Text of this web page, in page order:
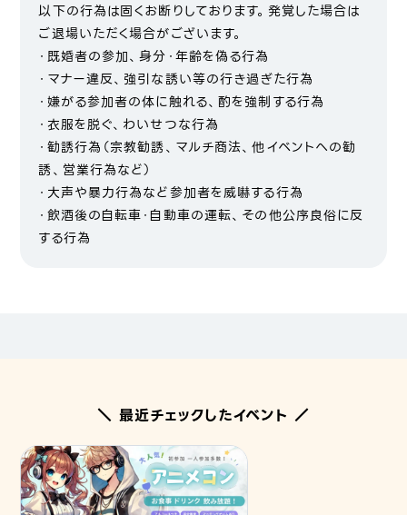
以下の行為は固くお断りしております。発覚した場合は
ご退場いただく場合がございます。
・既婚者の参加、身分・年齢を偽る行為
・マナー違反、強引な誘い等の行き過ぎた行為
・嫌がる参加者の体に触れる、酌を強制する行為
・衣服を脱ぐ、わいせつな行為
・勧誘行為（宗教勧誘、マルチ商法、他イベントへの勧
誘、営業行為など）
・大声や暴力行為など参加者を威嚇する行為
・飲酒後の自転車・自動車の運転、その他公序良俗に反
する行為
＼ 最近チェックしたイベント ／